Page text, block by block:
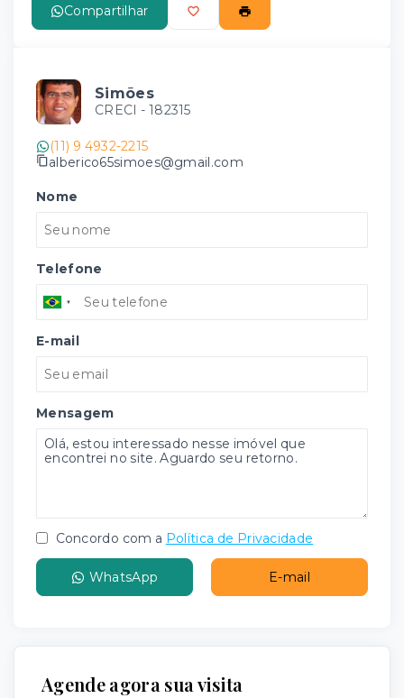
Compartilhar
Simões
CRECI - 182315
(11) 9 4932-2215
alberico65simoes@gmail.com
Nome
Telefone
E-mail
Mensagem
Concordo com a Política de Privacidade
WhatsApp E-mail
Agende agora sua visita